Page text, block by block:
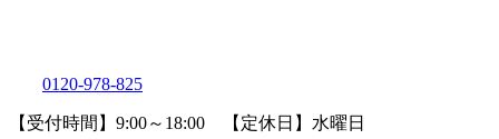
0120-978-825
【受付時間】9:00～18:00 【定休日】水曜日